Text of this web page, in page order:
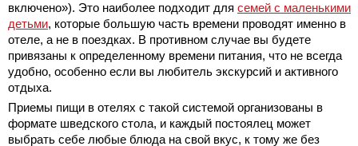
включено»). Это наиболее подходит для семей с маленькими
детьми, которые большую часть времени проводят именно в
отеле, а не в поездках. В противном случае вы будете
привязаны к определенному времени питания, что не всегда
удобно, особенно если вы любитель экскурсий и активного
отдыха.
Приемы пищи в отелях с такой системой организованы в
формате шведского стола, и каждый постоялец может
выбрать себе любые блюда на свой вкус, к тому же без